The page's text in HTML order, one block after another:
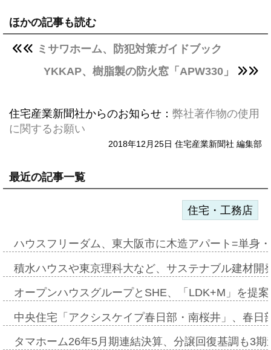
ほかの記事も読む
ミサワホーム、防犯対策ガイドブック
YKKAP、樹脂製の防火窓「APW330」
住宅産業新聞社からのお知らせ： 弊社著作物の使用
に関するお願い
2018年12月25日 住宅産業新聞社 編集部
最近の記事一覧
住宅・工務店
ハウスフリーダム、東大阪市に木造アパート=単身
積水ハウスや東京理科大など、サステナブル建材
オープンハウスグループとSHE、「LDK+M」を提
中央住宅「アクシスケイプ春日部・南桜井」、春
タマホーム26年5月期連結決算、分譲回復基調も3